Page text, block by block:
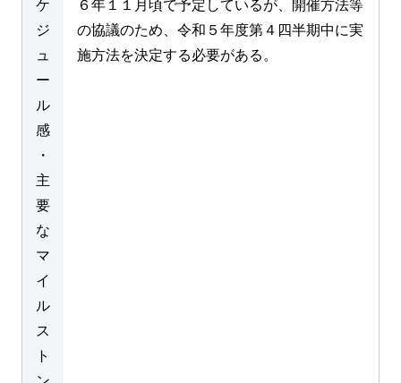
ケ
ジ
ュ
ー
ル
感
・
主
要
な
マ
イ
ル
ス
ト
６年１１月頃で予定しているが、開催方法等
の協議のため、令和５年度第４四半期中に実
施方法を決定する必要がある。